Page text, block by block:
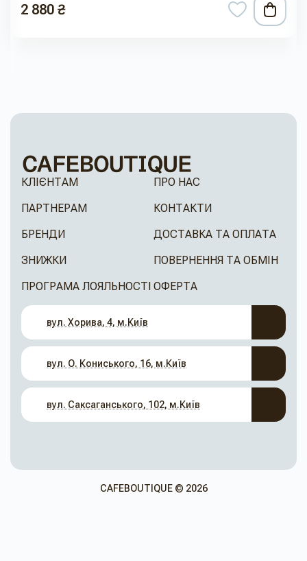
2 880 ₴
КЛІЄНТАМ
ПАРТНЕРАМ
БРЕНДИ
ЗНИЖКИ
ПРОГРАМА ЛОЯЛЬНОСТІ
ПРО НАС
КОНТАКТИ
ДОСТАВКА ТА ОПЛАТА
ПОВЕРНЕННЯ ТА ОБМІН
ОФЕРТА
вул. Хорива, 4, м.Київ
вул. О. Кониського, 16, м.Київ
вул. Саксаганського, 102, м.Київ
CAFEBOUTIQUE © 2026